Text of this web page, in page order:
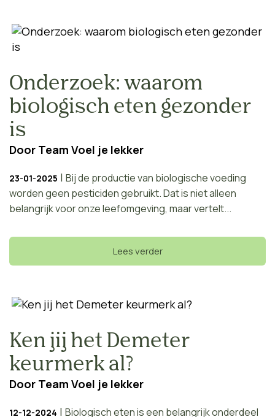
Onderzoek: waarom
biologisch eten gezonder
is
Door Team Voel je lekker
23-01-2025 | Bij de productie van biologische voeding
worden geen pesticiden gebruikt. Dat is niet alleen
belangrijk voor onze leefomgeving, maar vertelt...
Lees verder
Ken jij het Demeter
keurmerk al?
Door Team Voel je lekker
12-12-2024 | Biologisch eten is een belangrijk onderdeel